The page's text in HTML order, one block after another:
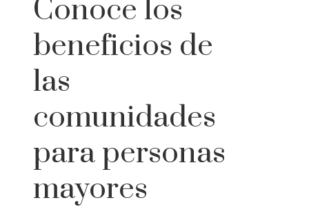
Conoce los
beneficios de
las
comunidades
para personas
mayores